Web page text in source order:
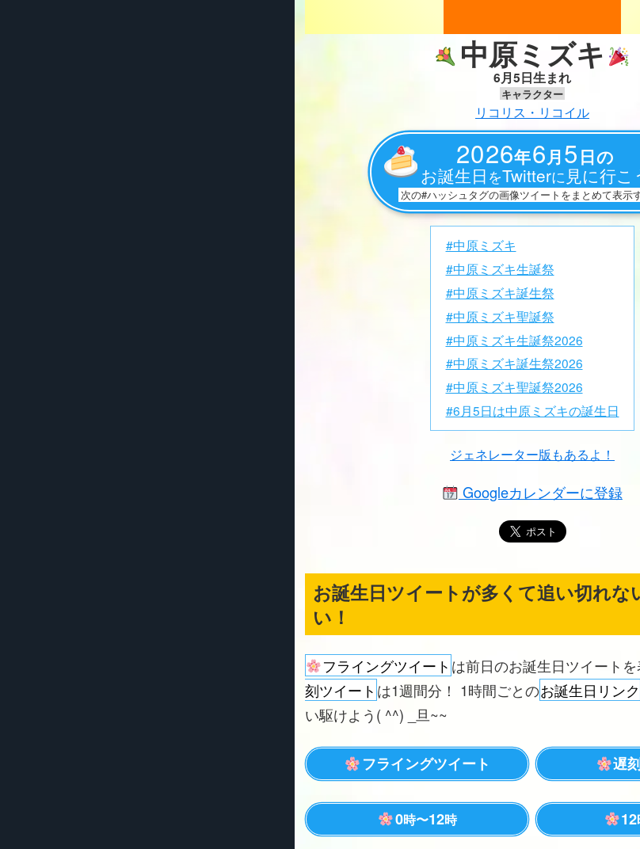
中原ミズキ
6月5日生まれ
キャラクター
リコリス・リコイル
2026年6 月5 日の
お誕生日をTwitterに見に行こ
次の#ハッシュタグの画像ツイートをまとめて表示
#中原ミズキ
#中原ミズキ生誕祭
#中原ミズキ誕生祭
#中原ミズキ聖誕祭
#中原ミズキ生誕祭2026
#中原ミズキ誕生祭2026
#中原ミズキ聖誕祭2026
#6月5日は中原ミズキの誕生日
ジェネレーター版もあるよ！
Googleカレンダーに登録
お誕生日ツイートが多くて追い切れな
い！
フライングツイート は前日のお誕生日ツイートを
刻ツイート は1週間分！ 1時間ごとのお誕生日リンク
い駆けよう( ^^) _旦~~
フライングツイート 遅
0時〜12時 12